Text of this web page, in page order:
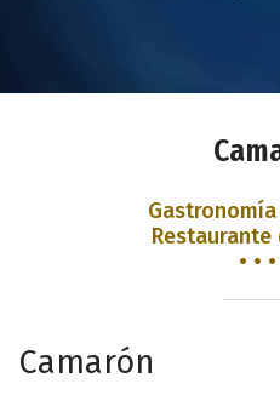
• •
Camarón